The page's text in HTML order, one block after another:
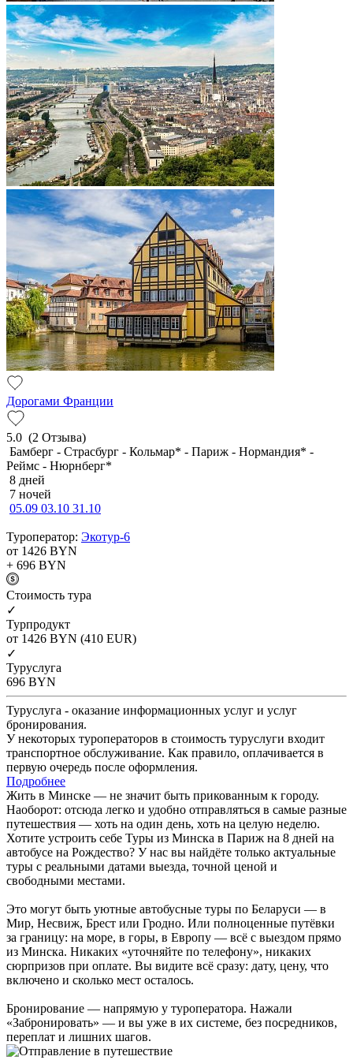
Дорогами Франции
5.0 (2 Отзыва)
Бамберг - Страсбург - Кольмар* - Париж - Нормандия* -
Реймс - Нюрнберг*
8 дней
7 ночей
05.09 03.10 31.10
Туроператор: Экотур-6
от 1426 BYN
+ 696 BYN
Cтоимость тура
✓
Турпродукт
от 1426 BYN (410 EUR)
✓
Туруслуга
696 BYN
Туруслуга - оказание информационных услуг и услуг
бронирования.
У некоторых туроператоров в стоимость туруслуги входит
транспортное обслуживание. Как правило, оплачивается в
первую очередь после оформления.
Подробнее
Жить в Минске — не значит быть прикованным к городу.
Наоборот: отсюда легко и удобно отправляться в самые разные
путешествия — хоть на один день, хоть на целую неделю.
Хотите устроить себе Туры из Минска в Париж на 8 дней на
автобусе на Рождество? У нас вы найдёте только актуальные
туры с реальными датами выезда, точной ценой и
свободными местами.
Это могут быть уютные автобусные туры по Беларуси — в
Мир, Несвиж, Брест или Гродно. Или полноценные путёвки
за границу: на море, в горы, в Европу — всё с выездом прямо
из Минска. Никаких «уточняйте по телефону», никаких
сюрпризов при оплате. Вы видите всё сразу: дату, цену, что
включено и сколько мест осталось.
Бронирование — напрямую у туроператора. Нажали
«Забронировать» — и вы уже в их системе, без посредников,
переплат и лишних шагов.